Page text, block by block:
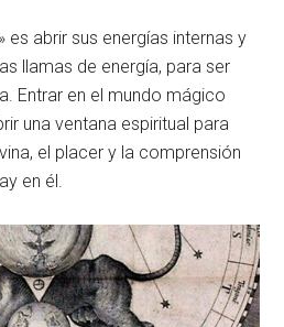
es abrir sus energías internas y
llamas de energía, para ser
Entrar en el mundo mágico
una ventana espiritual para
el placer y la comprensión
en él.